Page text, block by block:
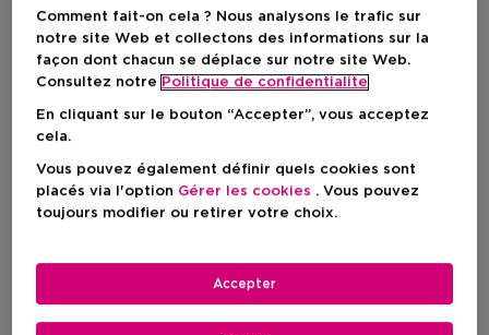
Choisissez votre format
177 ML En stock
Prix du produit
19,50 €
Comment fait-on cela ? Nous analysons le trafic sur
notre site Web et collectons des informations sur la
façon dont chacun se déplace sur notre site Web.
Consultez notre Politique de confidentialite
En cliquant sur le bouton “Accepter”, vous acceptez
cela.
Vous pouvez également définir quels cookies sont
placés via l'option Gérer les cookies . Vous pouvez
toujours modifier ou retirer votre choix.
Accepter